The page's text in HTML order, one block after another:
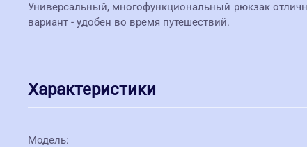
Универсальный, многофункциональный рюкзак
вариант - удобен во время путешествий.
Характеристики
Модель: